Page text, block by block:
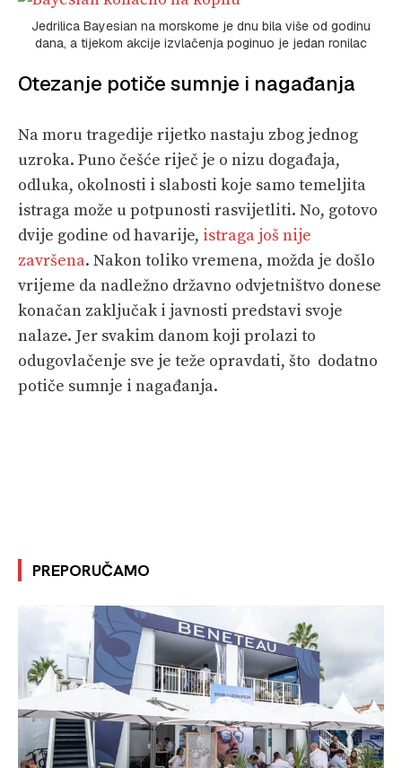
Jedrilica Bayesian na morskome je dnu bila više od godinu
dana, a tijekom akcije izvlačenja poginuo je jedan ronilac
Otezanje potiče sumnje i nagađanja
Na moru tragedije rijetko nastaju zbog jednog
uzroka. Puno češće riječ je o nizu događaja,
odluka, okolnosti i slabosti koje samo temeljita
istraga može u potpunosti rasvijetliti. No, gotovo
dvije godine od havarije, istraga još nije
završena. Nakon toliko vremena, možda je došlo
vrijeme da nadležno državno odvjetništvo donese
konačan zaključak i javnosti predstavi svoje
nalaze. Jer svakim danom koji prolazi to
odugovlačenje sve je teže opravdati, što dodatno
potiče sumnje i nagađanja.
PREPORUČAMO